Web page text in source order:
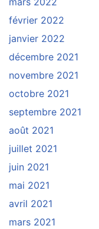
février 2022
janvier 2022
décembre 2021
novembre 2021
octobre 2021
septembre 2021
août 2021
juillet 2021
juin 2021
mai 2021
avril 2021
mars 2021